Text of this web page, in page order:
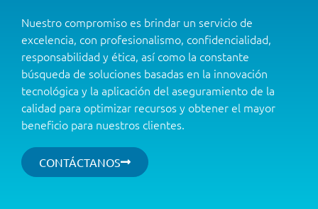
Nuestro compromiso es brindar un servicio de
excelencia, con profesionalismo, confidencialidad,
responsabilidad y ética, así como la constante
búsqueda de soluciones basadas en la innovación
tecnológica y la aplicación del aseguramiento de la
calidad para optimizar recursos y obtener el mayor
beneficio para nuestros clientes.
CONTÁCTANOS